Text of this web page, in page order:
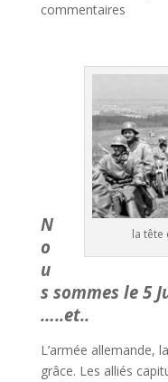
commentaires
la tête
N
o
u
s sommes le
…..et..
L’armée allemande,
grâce. Les alliés